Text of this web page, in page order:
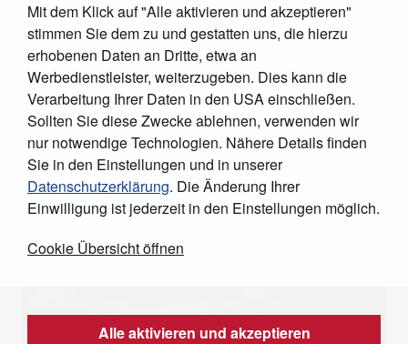
JETZT SPENDEN
Mit dem Klick auf "Alle aktivieren und akzeptieren"
stimmen Sie dem zu und gestatten uns, die hierzu
erhobenen Daten an Dritte, etwa an
Werbedienstleister, weiterzugeben. Dies kann die
Verarbeitung Ihrer Daten in den USA einschließen.
Sollten Sie diese Zwecke ablehnen, verwenden wir
nur notwendige Technologien. Nähere Details finden
Sie in den Einstellungen und in unserer
Datenschutzerklärung. Die Änderung Ihrer
Einwilligung ist jederzeit in den Einstellungen möglich.
Cookie Übersicht öffnen
Alle aktivieren und akzeptieren